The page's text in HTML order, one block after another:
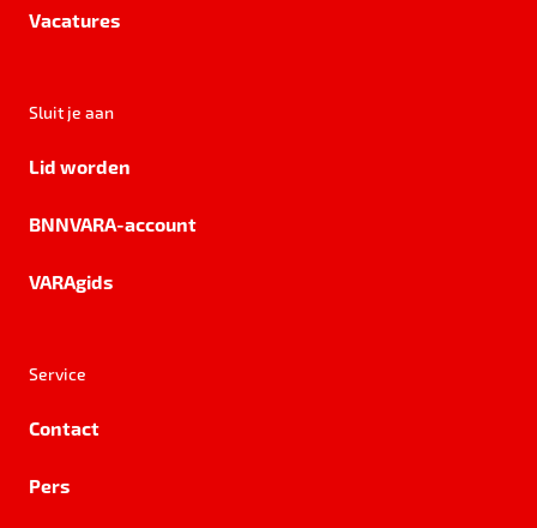
Vacatures
Sluit je aan
Lid worden
BNNVARA-account
VARAgids
Service
Contact
Pers